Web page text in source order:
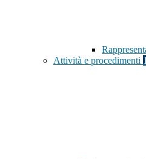
Attività e procedimenti 1